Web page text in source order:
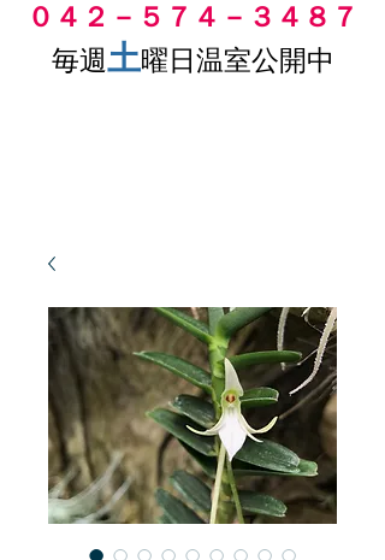
０４２－５７４－３４８７
毎週土曜日温室公開中